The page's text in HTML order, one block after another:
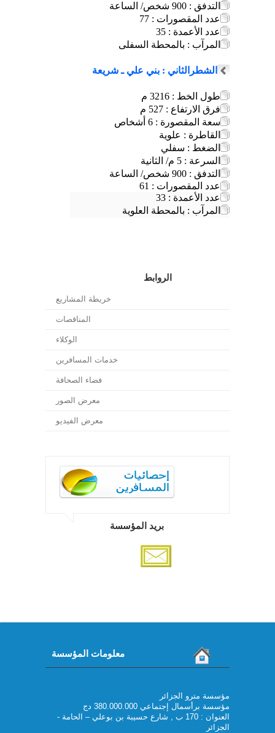
التدفق : 900 شخص/ الساعة
عدد المقصورات : 77
عدد الأعمدة : 35
المرآب : بالمحطة السفلى
الشطرالثاني : بني علي ـ شريعة
طول الخط : 3216 م
فرق الارتفاع : 527 م
سعة المقصورة : 6 أشخاص
القاطرة : علوية
الضغط : سفلي
السرعة : 5 م/ الثانية
التدفق : 900 شخص/ الساعة
عدد المقصورات : 61
عدد الأعمدة : 33
المرآب : بالمحطة العلوية
الروابط
خريطة المشاريع
المناقصات
الوكلاء
خدمات المسافرين
فضاء الصحافة
معرض الصور
معرض الفيديو
بريد المؤسسة
معلومات المؤسسة
مؤسسة مترو الجزائر
مؤسسة برأسمال إجتماعي 380.000.000 دج
العنوان : 170 ب , شارع حسيبة بن بوعلي – الحامة -
الجزائر